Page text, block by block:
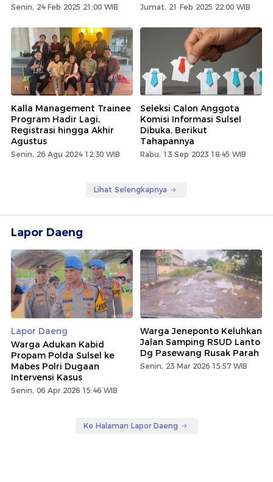
Senin, 24 Feb 2025 21:00 WIB Jumat, 21 Feb 2025 22:00 WIB
Kalla Management Trainee
Program Hadir Lagi,
Registrasi hingga Akhir
Agustus
Senin, 26 Agu 2024 12:30 WIB
Seleksi Calon Anggota
Komisi Informasi Sulsel
Dibuka, Berikut
Tahapannya
Rabu, 13 Sep 2023 18:45 WIB
Lihat Selengkapnya
Lapor Daeng
Lapor Daeng
Warga Adukan Kabid
Propam Polda Sulsel ke
Mabes Polri Dugaan
Intervensi Kasus
Senin, 06 Apr 2026 15:46 WIB
Warga Jeneponto Keluhkan
Jalan Samping RSUD Lanto
Dg Pasewang Rusak Parah
Senin, 23 Mar 2026 15:57 WIB
Ke Halaman Lapor Daeng